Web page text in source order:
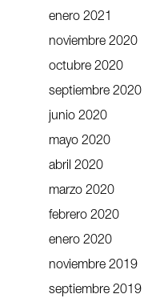
enero 2021
noviembre 2020
octubre 2020
septiembre 2020
junio 2020
mayo 2020
abril 2020
marzo 2020
febrero 2020
enero 2020
noviembre 2019
septiembre 2019